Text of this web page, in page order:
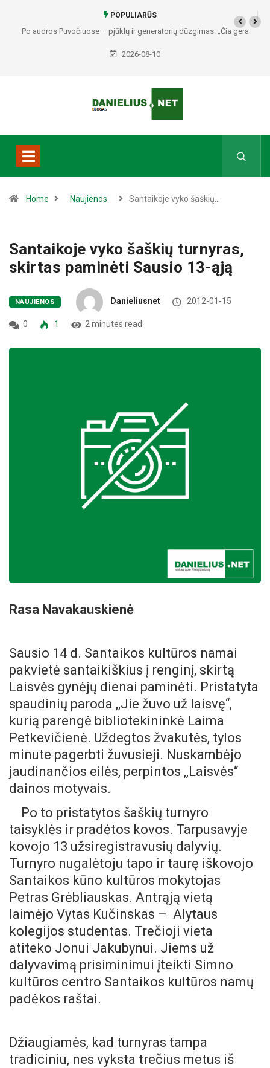
POPULIARŪS
Po audros Puvočiuose – pjūklų ir generatorių dūzgimas: „Čia gera
gyventi“ (video)
2026-08-10
Home Naujienos Santaikoje vyko šaškių…
Santaikoje vyko šaškių turnyras,
skirtas paminėti Sausio 13-ąją
NAUJIENOS Danieliusnet 2012-01-15
0 1 2 minutes read
Rasa Navakauskienė
Sausio 14 d. Santaikos kultūros namai
pakvietė santaikiškius į renginį, skirtą
Laisvės gynėjų dienai paminėti. Pristatyta
spaudinių paroda ,,Jie žuvo už laisvę“,
kurią parengė bibliotekininkė Laima
Petkevičienė. Uždegtos žvakutės, tylos
minute pagerbti žuvusieji. Nuskambėjo
jaudinančios eilės, perpintos ,,Laisvės“
dainos motyvais.
Po to pristatytos šaškių turnyro
taisyklės ir pradėtos kovos. Tarpusavyje
kovojo 13 užsiregistravusių dalyvių.
Turnyro nugalėtoju tapo ir taurę iškovojo
Santaikos kūno kultūros mokytojas
Petras Grėbliauskas. Antrąją vietą
laimėjo Vytas Kučinskas – Alytaus
kolegijos studentas. Trečioji vieta
atiteko Jonui Jakubynui. Jiems už
dalyvavimą prisiminimui įteikti Simno
kultūros centro Santaikos kultūros namų
padėkos raštai.
Džiaugiamės, kad turnyras tampa
tradiciniu, nes vyksta trečius metus iš